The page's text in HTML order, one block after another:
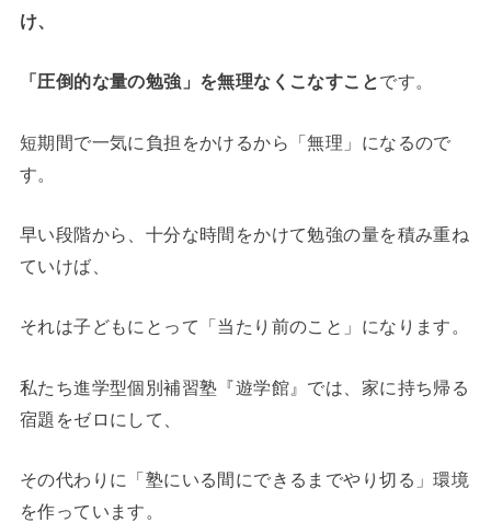
け、
「圧倒的な量の勉強」を無理なくこなすことです。
短期間で一気に負担をかけるから「無理」になるので
す。
早い段階から、十分な時間をかけて勉強の量を積み重ね
ていけば、
それは子どもにとって「当たり前のこと」になります。
私たち進学型個別補習塾『遊学館』では、家に持ち帰る
宿題をゼロにして、
その代わりに「塾にいる間にできるまでやり切る」環境
を作っています。